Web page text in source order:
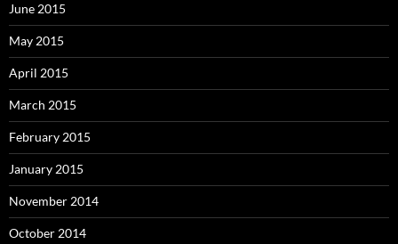
June 2015
May 2015
April 2015
March 2015
February 2015
January 2015
November 2014
October 2014